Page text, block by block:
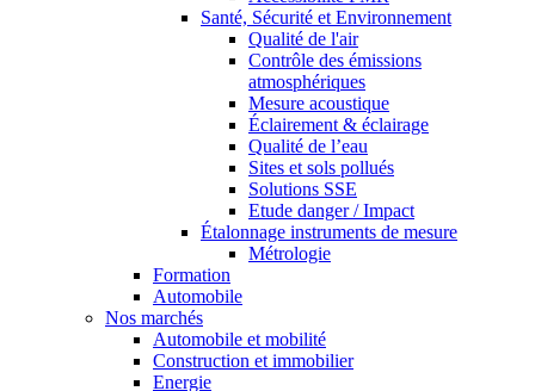
Santé, Sécurité et Environnement
Qualité de l'air
Contrôle des émissions
atmosphériques
Mesure acoustique
Éclairement & éclairage
Qualité de l’eau
Sites et sols pollués
Solutions SSE
Etude danger / Impact
Étalonnage instruments de mesure
Métrologie
Formation
Automobile
Nos marchés
Automobile et mobilité
Construction et immobilier
Energie